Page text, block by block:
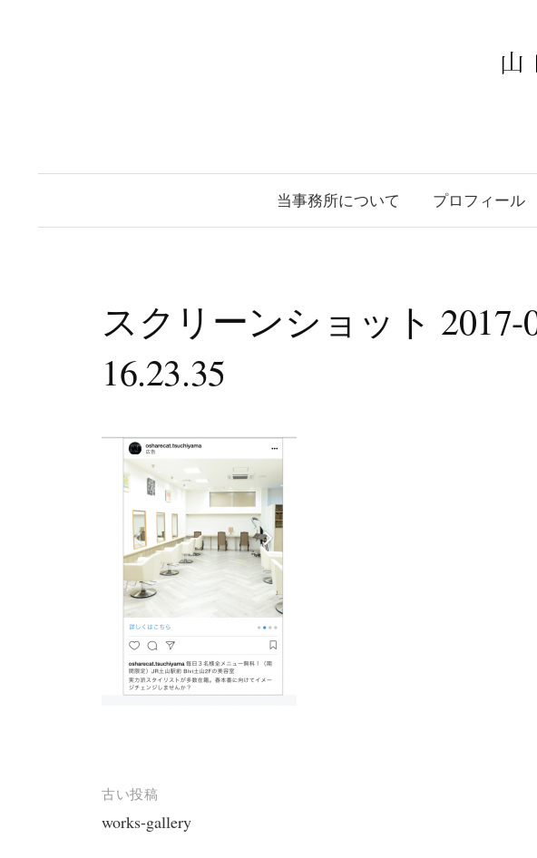
ス
ッ
当事務所について プロフィール
スクリーンショット 2017-
16.23.35
投
稿
古い投稿
works-gallery